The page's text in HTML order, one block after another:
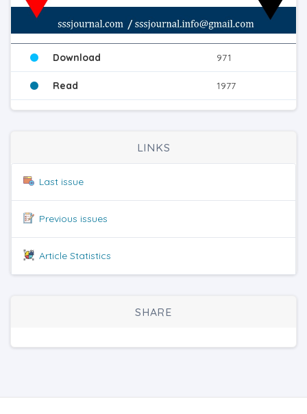
Download 971
Read 1977
LINKS
Last issue
Previous issues
Article Statistics
SHARE